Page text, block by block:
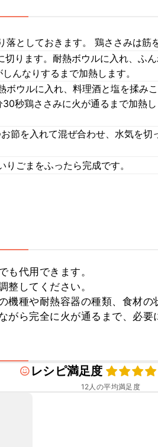
落としておきます。 鶏ささみは筋
切ります。耐熱ボウルに入れ、ふ
んなりするまで加熱します。
ボウルに入れ、料理酒と塩を揉み
秒鶏ささみに火が通るまで加熱
節を入れて混ぜ合わせ、水気を切
りごまをふったら完成です。
も代用できます。
整してください。
機種や耐熱容器の種類、食材
がら完全に火が通るまで、必
レシピ満足度
12人の平均満足度